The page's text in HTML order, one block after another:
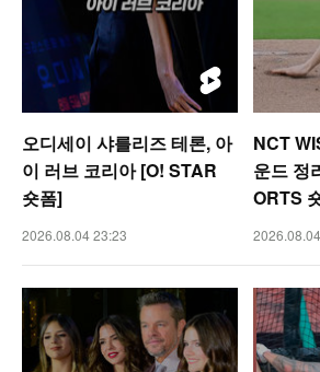
오디세이 샤를리즈 테론, 아
이 러브 코리아 [O! STAR
숏폼]
2026.08.04 23:23
NCT
운드 정
ORTS